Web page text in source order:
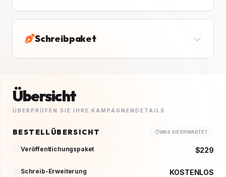
Schreibpaket
Übersicht
ÜBERPRÜFEN SIE IHRE KAMPAGNENDETAILS
BESTELLÜBERSICHT WAS SIE ERWARTET
Veröffentlichungspaket $229
Schreib-Erweiterung KOSTENLOS